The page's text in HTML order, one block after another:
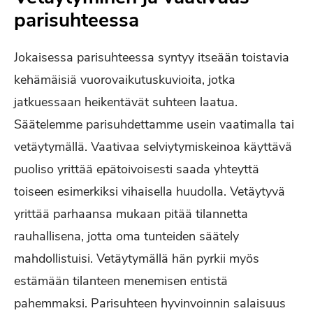
parisuhteessa
Jokaisessa parisuhteessa syntyy itseään toistavia
kehämäisiä vuorovaikutuskuvioita, jotka
jatkuessaan heikentävät suhteen laatua.
Säätelemme parisuhdettamme usein vaatimalla tai
vetäytymällä. Vaativaa selviytymiskeinoa käyttävä
puoliso yrittää epätoivoisesti saada yhteyttä
toiseen esimerkiksi vihaisella huudolla. Vetäytyvä
yrittää parhaansa mukaan pitää tilannetta
rauhallisena, jotta oma tunteiden säätely
mahdollistuisi. Vetäytymällä hän pyrkii myös
estämään tilanteen menemisen entistä
pahemmaksi. Parisuhteen hyvinvoinnin salaisuus